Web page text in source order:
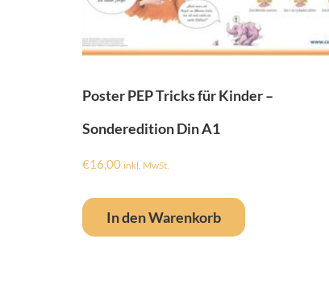
Poster PEP Tricks für Kinder –
Sonderedition Din A1
€16,00 inkl. MwSt.
In den Warenkorb